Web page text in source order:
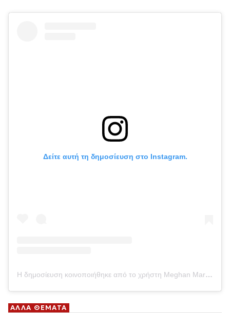
Δείτε αυτή τη δημοσίευση στο Instagram.
Η δημοσίευση κοινοποιήθηκε από το χρήστη Meghan Markle (@meghanmarkleupdates)
ΑΛΛΑ ΘΕΜΑΤΑ